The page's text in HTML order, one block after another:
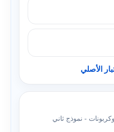
الأصلي
- نموذج ثاني